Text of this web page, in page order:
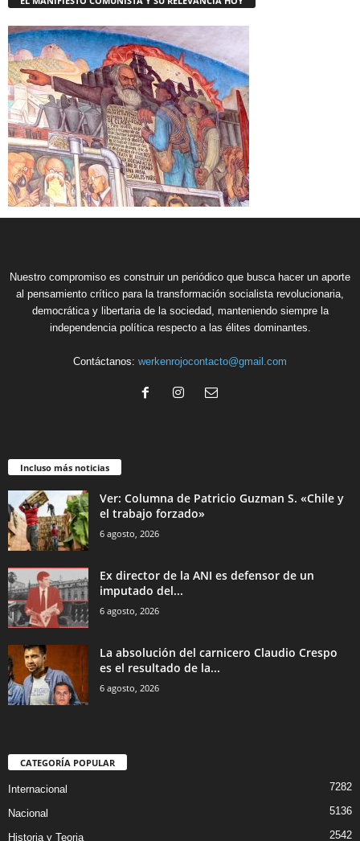
Nuestro compromiso es construir un periódico que busca hacer un aporte
al pensamiento crítico para la transformación socialista revolucionaria,
democrática y libertaria de la sociedad, manteniendo siempre la
independencia política respecto a las élites dominantes.
Contáctanos: werkenrojocontacto@gmail.com
Incluso más noticias
Ver: Columna de Patricio Guzman S. «Chile y
el trabajo forzado»
6 agosto, 2026
Ex director de la ANI es defensor de un
imputado del...
6 agosto, 2026
La absolución del carnicero Claudio Crespo
es el resultado de la...
6 agosto, 2026
CATEGORÍA POPULAR
Internacional 7282
Nacional 5136
Historia y Teoria 2542